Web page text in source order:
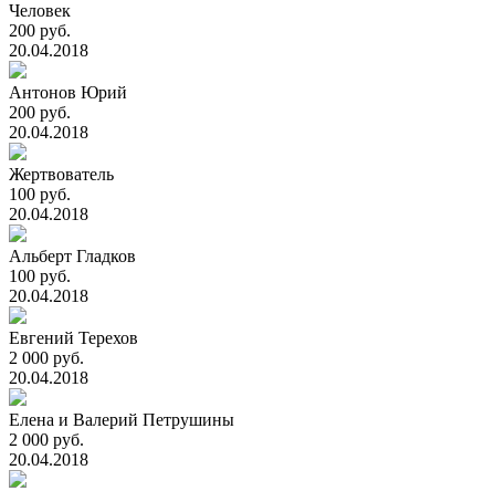
Человек
200 руб.
20.04.2018
Антонов Юрий
200 руб.
20.04.2018
Жертвователь
100 руб.
20.04.2018
Альберт Гладков
100 руб.
20.04.2018
Евгений Терехов
2 000 руб.
20.04.2018
Елена и Валерий Петрушины
2 000 руб.
20.04.2018